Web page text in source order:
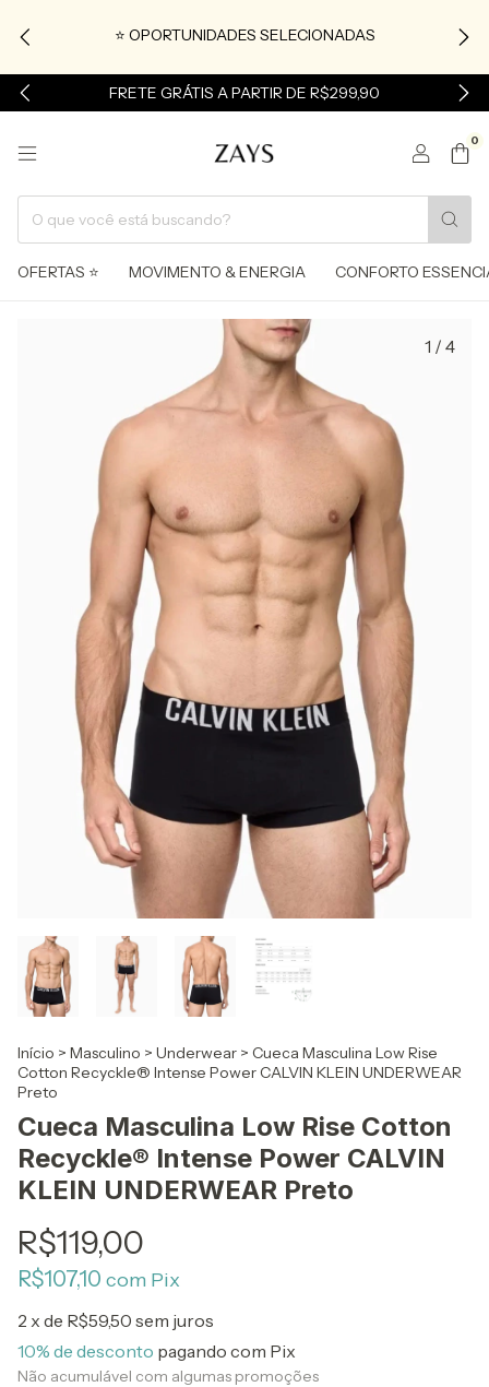
⭐ OPORTUNIDADES SELECIONADAS
FRETE GRÁTIS A PARTIR DE R$299,90
0
OFERTAS ⭐ MOVIMENTO & ENERGIA CONFORTO
1 / 4
Início > Masculino > Underwear > Cueca Masculina Low Rise
Cotton Recyckle® Intense Power CALVIN KLEIN UNDERWEAR
Preto
Cueca Masculina Low Rise Cotton
Recyckle® Intense Power CALVIN
KLEIN UNDERWEAR Preto
R$119,00
R$107,10 com Pix
2 x de R$59,50 sem juros
10% de desconto pagando com Pix
Não acumulável com algumas promoções